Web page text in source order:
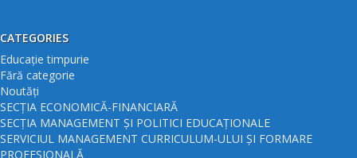
CATEGORIES
Educație timpurie
Fără categorie
Noutăți
SECȚIA ECONOMICĂ-FINANCIARĂ
SECȚIA MANAGEMENT ȘI POLITICI EDUCAȚIONALE
SERVICIUL MANAGEMENT CURRICULUM-ULUI ȘI FORMARE
PROFESIONALĂ